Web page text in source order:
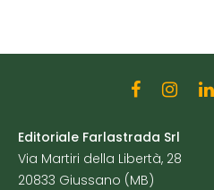
Editoriale Farlastrada Srl
Via Martiri della Libertà, 28
20833 Giussano (MB)